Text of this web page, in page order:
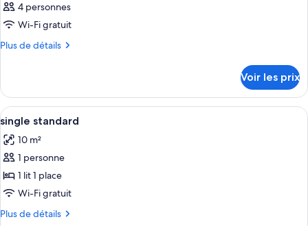
4 personnes
Wi-Fi gratuit
Plus de détails
Plus
le
type
de
chambre
Chambre
Voir les prix
Afficher
toutes
les
photos
pour
ce
type
Coffres-forts dans les chambres,
1
single standard
10 m²
1 personne
1 lit 1 place
Wi-Fi gratuit
Plus de détails
Plus